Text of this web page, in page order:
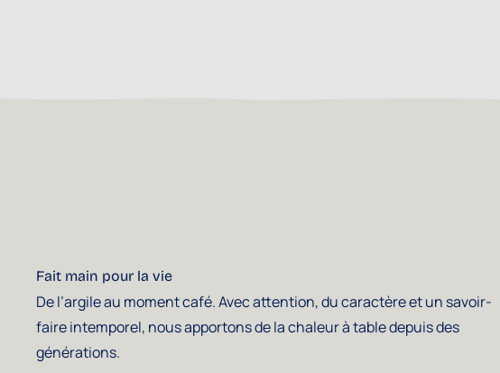
Fait main pour la vie
De l’argile au moment café. Avec attention, du caractère et un savoir-
faire intemporel, nous apportons de la chaleur à table depuis des
générations.